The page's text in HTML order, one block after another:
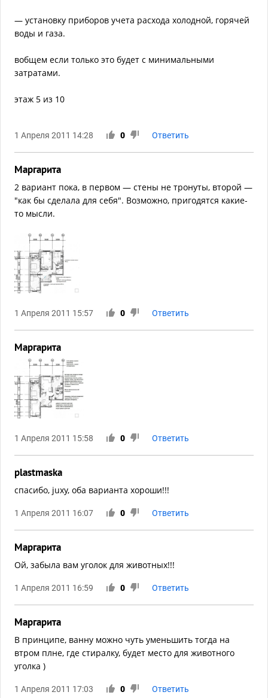
— установку приборов учета расхода холодной, горячей
воды и газа.
вобщем если только это будет с минимальными
затратами.
этаж 5 из 10
1 Апреля 2011 14:28 0 Ответить
Маргарита
2 вариант пока, в первом — стены не тронуты, второй —
"как бы сделала для себя". Возможно, пригодятся какие-
то мысли.
1 Апреля 2011 15:57 0 Ответить
Маргарита
1 Апреля 2011 15:58 0 Ответить
plastmaska
спасибо, juxy, оба варианта хороши!!!
1 Апреля 2011 16:07 0 Ответить
Маргарита
Ой, забыла вам уголок для животных!!!
1 Апреля 2011 16:59 0 Ответить
Маргарита
В принципе, ванну можно чуть уменьшить тогда на
втром плне, где стиралку, будет место для животного
уголка )
1 Апреля 2011 17:03 0 Ответить